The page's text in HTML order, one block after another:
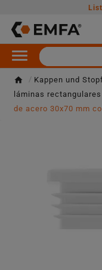
Kappen und
láminas rectangulares
de acero 30x70 mm